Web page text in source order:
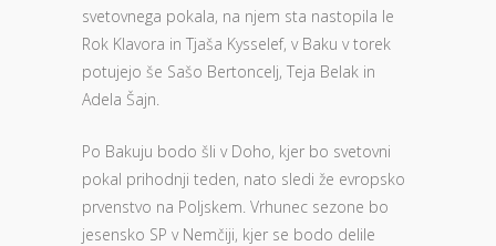
svetovnega pokala, na njem sta nastopila le
Rok Klavora in Tjaša Kysselef, v Baku v torek
potujejo še Sašo Bertoncelj, Teja Belak in
Adela Šajn.
Po Bakuju bodo šli v Doho, kjer bo svetovni
pokal prihodnji teden, nato sledi že evropsko
prvenstvo na Poljskem. Vrhunec sezone bo
jesensko SP v Nemčiji, kjer se bodo delile